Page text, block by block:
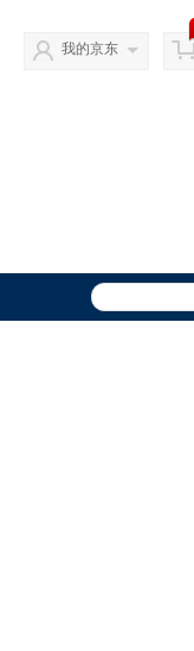
我的京东